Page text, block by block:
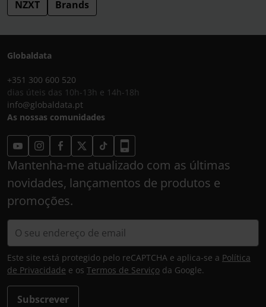
NZXT Brands
Globaldata
+351 300 600 520
dias úteis das 10h-13h e 14h-18h
info@globaldata.pt
As nossas comunidades
Mantenha-me atualizado com as últimas
novidades, lançamentos de produtos e
promoções.
Subscrever
Este site está protegido pelo reCAPTCHA e aplica-se a Política
de Privacidade e os Termos de Serviço da Google.